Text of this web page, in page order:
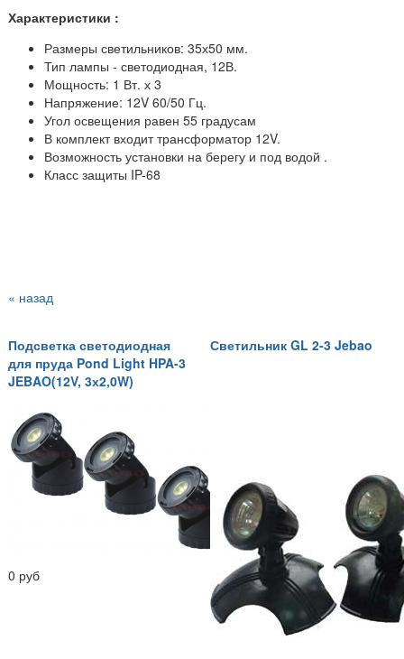
Характеристики :
Размеры светильников: 35х50 мм.
Тип лампы - светодиодная, 12В.
Мощность: 1 Вт. х 3
Напряжение: 12V 60/50 Гц.
Угол освещения равен 55 градусам
В комплект входит трансформатор 12V.
Возможность установки на берегу и под водой .
Класс защиты IP-68
« назад
Подсветка светодиодная
для пруда Pond Light HPA-3
JEBAO(12V, 3х2,0W)
0 руб
Светильник GL 2-3 Jebao